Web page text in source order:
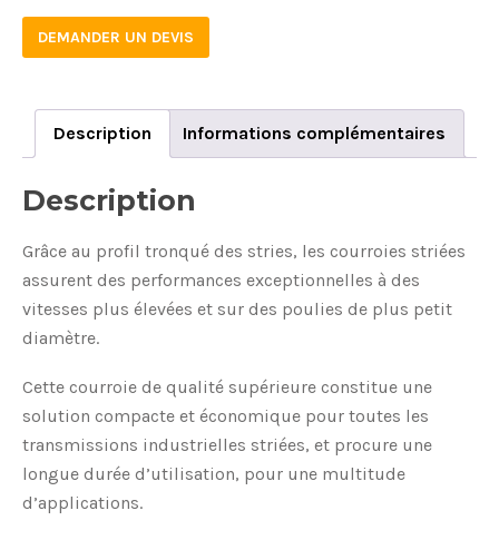
DEMANDER UN DEVIS
Description Informations complémentaires
Description
Grâce au profil tronqué des stries, les courroies striées
assurent des performances exceptionnelles à des
vitesses plus élevées et sur des poulies de plus petit
diamètre.
Cette courroie de qualité supérieure constitue une
solution compacte et économique pour toutes les
transmissions industrielles striées, et procure une
longue durée d’utilisation, pour une multitude
d’applications.